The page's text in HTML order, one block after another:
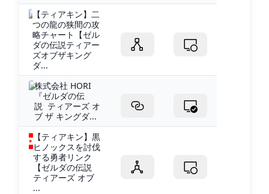
【ティアキン】二
つの龍の狭間の攻
略チャート【ゼル
ダの伝説ティアー
ズオブザキング
ダ...
株式会社 HORI
『ゼルダの伝
説 ティアーズ オ
ブ ザ キングダ...
【ティアキン】黒
ヒノックスを討伐
する勇者リンク
【ゼルダの伝説
ティアーズ オブ
...